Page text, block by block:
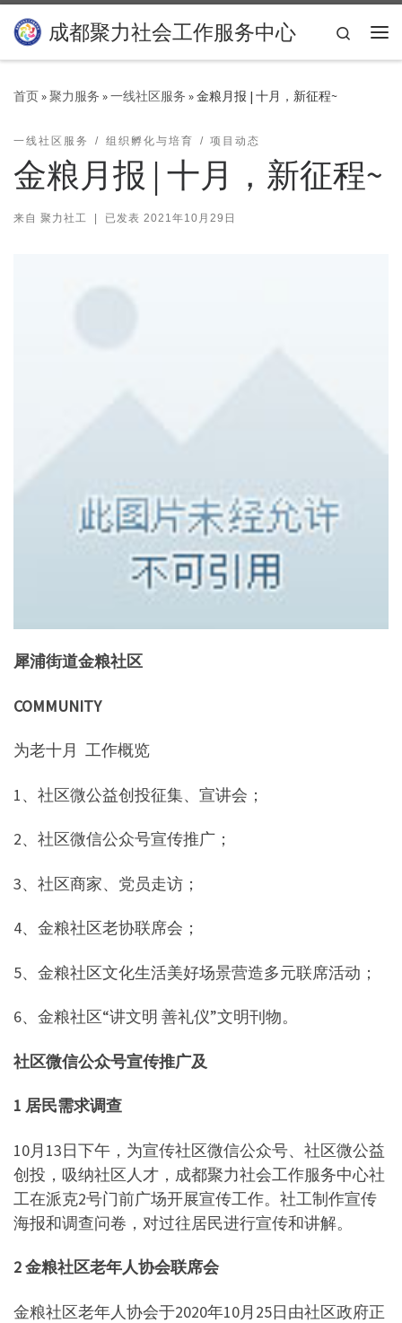
Skip to content
成都聚力社会工作服务中心
Search
首页»聚力服务 »一线社区服务 »金粮月报 | 十月，新征程~
一线社区服务 组织孵化与培育 项目动态
金粮月报 | 十月，新征程~
来自 聚力社工 | 已发表 2021年10月29日
犀浦街道金粮社区
COMMUNITY
为老十月 工作概览
1、社区微公益创投征集、宣讲会；
2、社区微信公众号宣传推广；
3、社区商家、党员走访；
4、金粮社区老协联席会；
5、金粮社区文化生活美好场景营造多元联席活动；
6、金粮社区“讲文明 善礼仪”文明刊物。
社区微信公众号宣传推广及
1 居民需求调查
10月13日下午，为宣传社区微信公众号、社区微公益
创投，吸纳社区人才，成都聚力社会工作服务中心社
工在派克2号门前广场开展宣传工作。社工制作宣传
海报和调查问卷，对过往居民进行宣传和讲解。
2 金粮社区老年人协会联席会
金粮社区老年人协会于2020年10月25日由社区政府正